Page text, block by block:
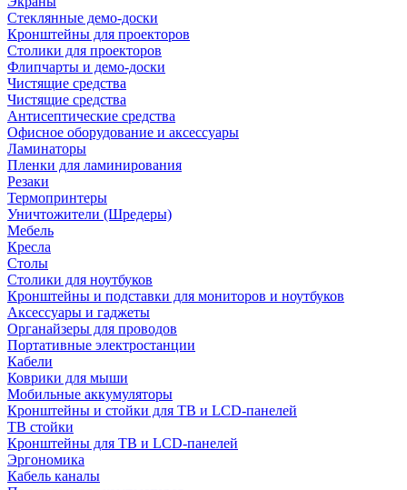
Стеклянные демо-доски
Кронштейны для проекторов
Столики для проекторов
Флипчарты и демо-доски
Чистящие средства
Чистящие средства
Антисептические средства
Офисное оборудование и аксессуары
Ламинаторы
Пленки для ламинирования
Резаки
Термопринтеры
Уничтожители (Шредеры)
Мебель
Кресла
Столы
Столики для ноутбуков
Кронштейны и подставки для мониторов и ноутбуков
Аксессуары и гаджеты
Органайзеры для проводов
Портативные электростанции
Кабели
Коврики для мыши
Мобильные аккумуляторы
Кронштейны и стойки для ТВ и LCD-панелей
ТВ стойки
Кронштейны для ТВ и LCD-панелей
Эргономика
Кабель каналы